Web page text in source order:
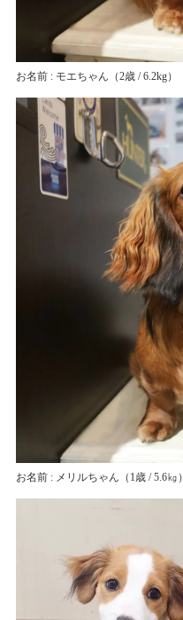
お名前 : モエちゃん （2歳 / 6.2kg）
お名前 : メリルちゃん （1歳 / 5.6㎏）